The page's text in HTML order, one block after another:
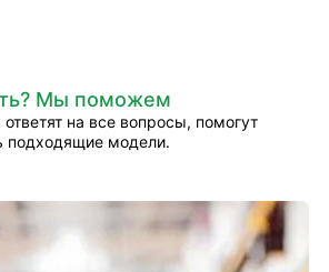
Мы поможем
на все вопросы, помогут
подходящие модели.